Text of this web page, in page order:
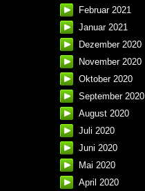
Februar 2021
Januar 2021
Dezember 2020
November 2020
Oktober 2020
September 2020
August 2020
Juli 2020
Juni 2020
Mai 2020
April 2020